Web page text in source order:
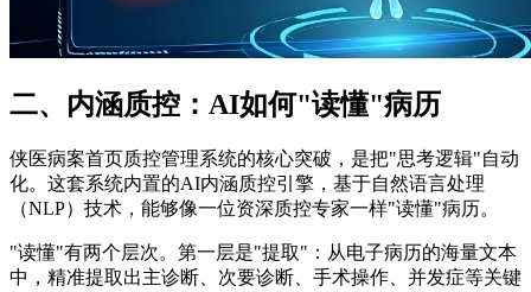
二、内涵质控：AI如何"读懂"病历
侠医病案首页质控管理系统的核心突破，是把"思考逻辑"自动
化。这套系统内置的AI内涵质控引擎，基于自然语言处理
（NLP）技术，能够像一位资深质控专家一样"读懂"病历。
"读懂"有两个层次。第一层是"提取"：从电子病历的海量文本
中，精准提取出主诊断、次要诊断、手术操作、并发症等关键